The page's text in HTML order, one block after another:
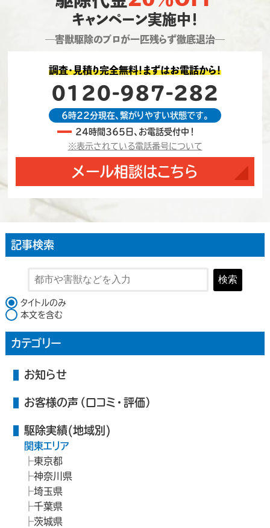
キャンペーン実施中！
―害獣駆除のプロが一匹残らず徹底退治―
調査・見積り完全無料！まずはお電話から！
0120-987-282
6時22分現在、繋がりやすい状態です。
24時間365日、お電話受付中！
※表示されている電話番号について
メール相談はこちら
記事検索
検索
検索対象
タイトルのみ
本文を含む
カテゴリー
お知らせ
お客様の声（口コミ・評価）
駆除実績(地域別)
関東エリア
東京都
神奈川県
埼玉県
千葉県
茨城県